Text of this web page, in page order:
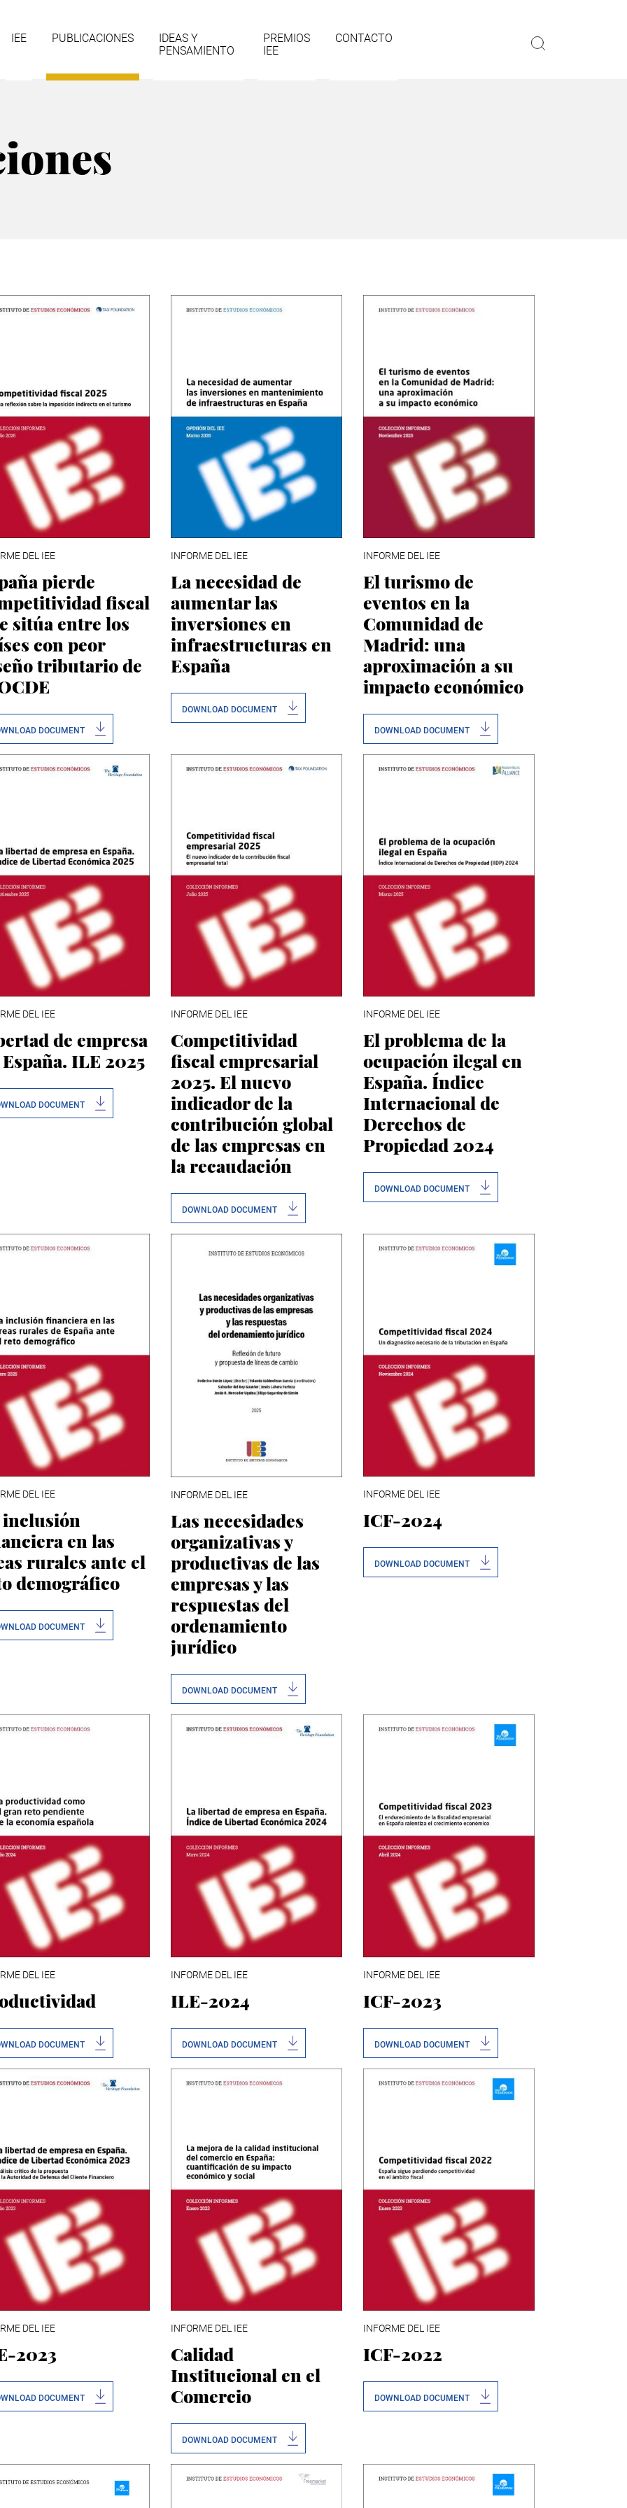
IEE PUBLICACIONES
IDEAS Y
PENSAMIENTO
PREMIOS
IEE
CONTACTO
DEL IEE
pierde
fiscal
sitúa entre los
con peor
tributario de
DOCUMENT
INFORME DEL IEE
La necesidad de
aumentar las
inversiones en
infraestructuras en
España
DOWNLOAD DOCUMENT
INFORME DEL IEE
El turismo de
eventos en la
Comunidad de
Madrid: una
aproximación a su
impacto económico
DOWNLOAD DOCUMENT
DEL IEE
de empresa
ILE 2025
DOCUMENT
INFORME DEL IEE
Competitividad
fiscal empresarial
2025. El nuevo
indicador de la
contribución global
de las empresas en
la recaudación
DOWNLOAD DOCUMENT
INFORME DEL IEE
El problema de la
ocupación ilegal en
España. Índice
Internacional de
Derechos de
Propiedad 2024
DOWNLOAD DOCUMENT
DEL IEE
inclusión
en las
rurales ante el
demográfico
DOCUMENT
INFORME DEL IEE
Las necesidades
organizativas y
productivas de las
empresas y las
respuestas del
ordenamiento
jurídico
DOWNLOAD DOCUMENT
INFORME DEL IEE
ICF-2024
DOWNLOAD DOCUMENT
DEL IEE
DOCUMENT
INFORME DEL IEE
ILE-2024
DOWNLOAD DOCUMENT
INFORME DEL IEE
ICF-2023
DOWNLOAD DOCUMENT
DEL IEE
2023
DOCUMENT
INFORME DEL IEE
Calidad
Institucional en el
Comercio
DOWNLOAD DOCUMENT
INFORME DEL IEE
ICF-2022
DOWNLOAD DOCUMENT